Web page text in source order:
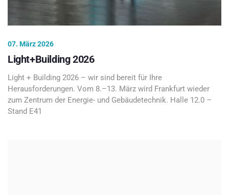
07. März 2026
Light+Building 2026
Light + Building 2026 – wir sind bereit für Ihre
Herausforderungen. Vom 8.–13. März wird Frankfurt wieder
zum Zentrum der Energie- und Gebäudetechnik. Halle 12.0 –
Stand E41